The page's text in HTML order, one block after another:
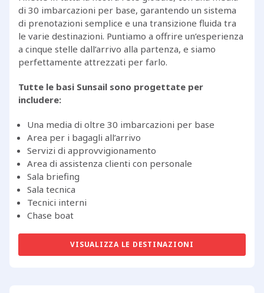
di 30 imbarcazioni per base, garantendo un sistema
di prenotazioni semplice e una transizione fluida tra
le varie destinazioni. Puntiamo a offrire un’esperienza
a cinque stelle dall’arrivo alla partenza, e siamo
perfettamente attrezzati per farlo.
Tutte le basi Sunsail sono progettate per
includere:
Una media di oltre 30 imbarcazioni per base
Area per i bagagli all’arrivo
Servizi di approvvigionamento
Area di assistenza clienti con personale
Sala briefing
Sala tecnica
Tecnici interni
Chase boat
VISUALIZZA LE DESTINAZIONI